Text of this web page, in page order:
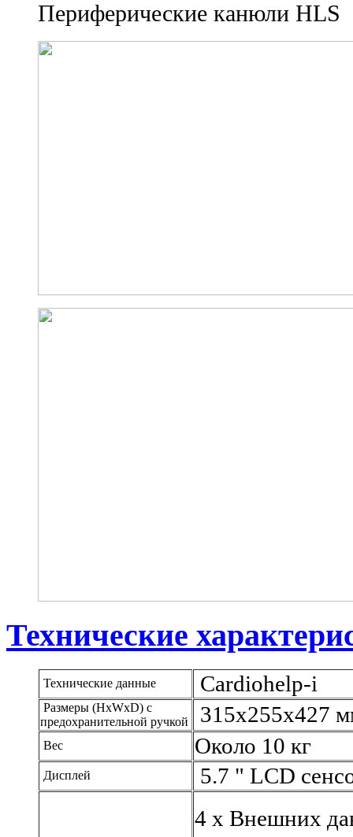
Периферические канюли HLS
Технические
Технические данные Cardiohelp-i
Размеры (HxWxD) с
предохранительной ручкой
315х255х427
Вес Около 10 кг
Дисплей 5.7 " LCD
4 х Внешних